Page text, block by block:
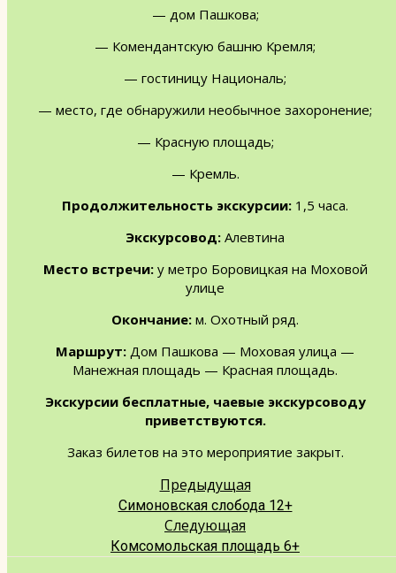
— дом Пашкова;
— Комендантскую башню Кремля;
— гостиницу Националь;
— место, где обнаружили необычное захоронение;
— Красную площадь;
— Кремль.
Продолжительность экскурсии: 1,5 часа.
Экскурсовод: Алевтина
Место встречи:у метро Боровицкая на Моховой
улице
Окончание: м. Охотный ряд.
Маршрут: Дом Пашкова — Моховая улица —
Манежная площадь — Красная площадь.
Экскурсии бесплатные, чаевые экскурсоводу
приветствуются.
Заказ билетов на это мероприятие закрыт.
Предыдущая
Симоновская слобода 12+
Следующая
Комсомольская площадь 6+